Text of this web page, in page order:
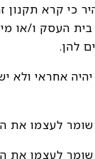
כי קרא
העסק ו/או
להן.
אחראי ולא